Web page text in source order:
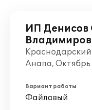
ИП Денисов
Анапа, Октябрь
Вариант работы
Файловый